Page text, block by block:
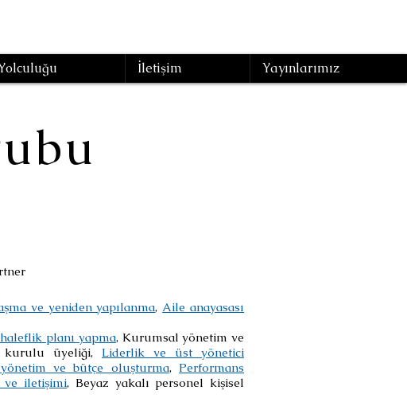
İletişim Yayınlarımız
ve yeniden yapılanma,Aile anayasası
planı yapma, Kurumsal yönetim ve
kurulu üyeliği, Liderlik ve üst yönetici
ve bütçe oluşturma, Performans
ve iletişimi, Beyaz yakalı personel kişisel